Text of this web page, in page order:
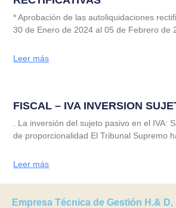
* Aprobación de las autoliquidaciones
30 de Enero de 2024 al 05 de Febrero de
Leer más
FISCAL – IVA INVERSION
. La inversión del sujeto pasivo en el IVA:
de proporcionalidad El Tribunal Supremo
Leer más
Empresa Técnica de Gestión H.&